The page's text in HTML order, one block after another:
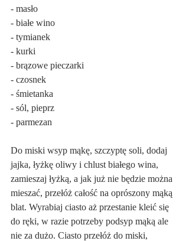
- masło
- białe wino
- tymianek
- kurki
- brązowe pieczarki
- czosnek
- śmietanka
- sól, pieprz
- parmezan
Do miski wsyp mąkę, szczyptę soli, dodaj
jajka, łyżkę oliwy i chlust białego wina,
zamieszaj łyżką, a jak już nie będzie można
mieszać, przełóż całość na oprószony mąką
blat. Wyrabiaj ciasto aż przestanie kleić się
do ręki, w razie potrzeby podsyp mąką ale
nie za dużo. Ciasto przełóż do miski,